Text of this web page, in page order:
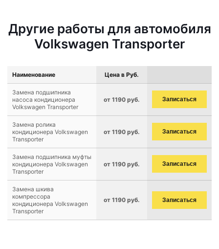
Другие работы для автомобиля
Volkswagen Transporter
Наименование Цена в Руб.
Замена подшипника
насоса кондиционера
Volkswagen Transporter
от 1190 руб. Записаться
Замена ролика
кондиционера Volkswagen
Transporter
от 1190 руб. Записаться
Замена подшипника муфты
кондиционера Volkswagen
Transporter
от 1190 руб. Записаться
Замена шкива
компрессора
кондиционера Volkswagen
Transporter
от 1190 руб. Записаться